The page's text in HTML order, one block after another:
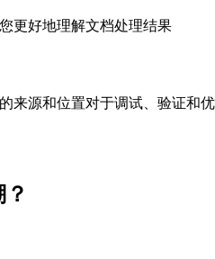
更好地理解文档处理结果
来源和位置对于调试、验证和